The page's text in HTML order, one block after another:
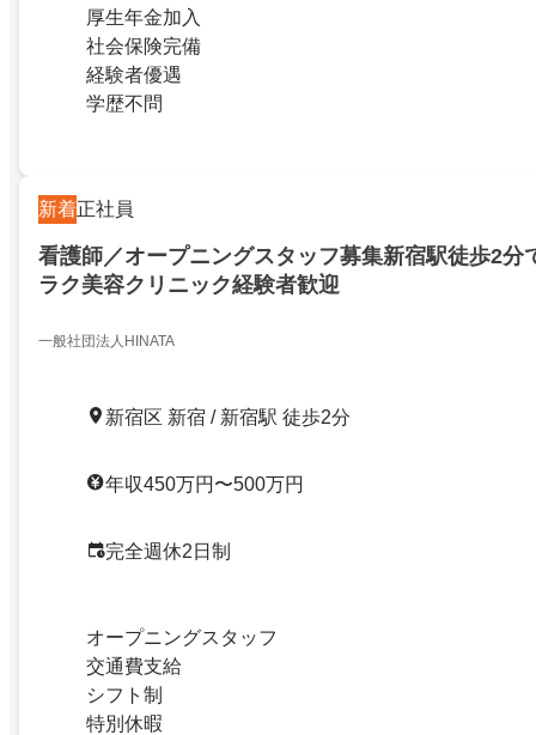
厚生年金加入
社会保険完備
経験者優遇
学歴不問
新着正社員
看護師／オープニングスタッフ募集新宿駅徒歩2分
ラク美容クリニック経験者歓迎
一般社団法人HINATA
新宿区 新宿 / 新宿駅 徒歩2分
年収450万円〜500万円
完全週休2日制
オープニングスタッフ
交通費支給
シフト制
特別休暇